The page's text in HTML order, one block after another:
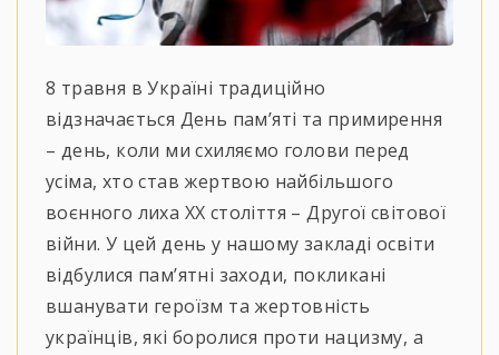
8 травня в Україні традиційно
відзначається День пам’яті та примирення
– день, коли ми схиляємо голови перед
усіма, хто став жертвою найбільшого
воєнного лиха ХХ століття – Другої світової
війни. У цей день у нашому закладі освіти
відбулися пам’ятні заходи, покликані
вшанувати героїзм та жертовність
українців, які боролися проти нацизму, а